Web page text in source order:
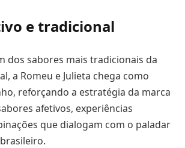
e tradicional
dos sabores mais tradicionais da
a Romeu e Julieta chega como
reforçando a estratégia da marca
afetivos, experiências
que dialogam com o paladar